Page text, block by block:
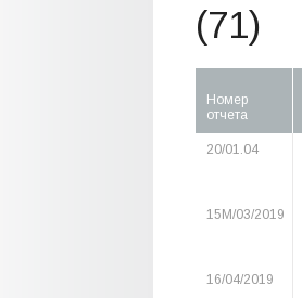
(71)
Номер
отчета
20/01.04
15М/03/2019
16/04/2019